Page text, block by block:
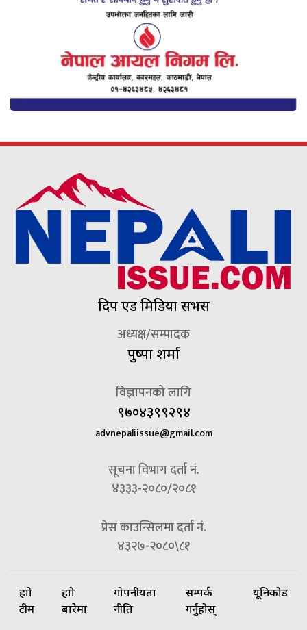
दिप एड मिडिया सर्भिस
अध्यक्ष/सम्पादक
पुष्पा शर्मा
विज्ञापनको लागि
९७०४३९९२९४
advnepaliissue@gmail.com
सूचना विभाग दर्ता नं.
४३३३-२०८०/२०८१
प्रेस काउन्सिलमा दर्ता नं.
४३२७-२०८०\८१
हाम्रो
टीम
हाम्रो
बारेमा
गोपनीयता
नीति
सम्पर्क
गर्नुहोस्
यूनिकोड